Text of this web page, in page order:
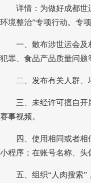
详情：为做好成都世运
环境整治”专项行动。专
一、散布涉世运会及相
犯罪、食品产品质量问
二、发布有关人群、地
三、未经许可擅自开展
赛事视频。
四、使用相同或者相似
小程序；在账号名称、
五、组织“人肉搜索”，